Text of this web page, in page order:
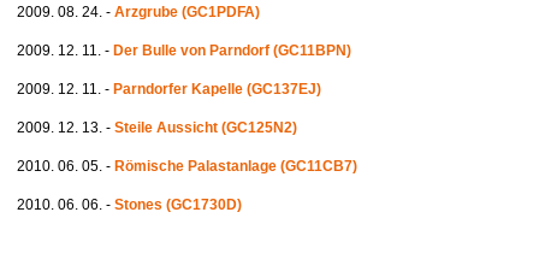
2009. 08. 24. - Arzgrube (GC1PDFA)
2009. 12. 11. - Der Bulle von Parndorf (GC11BPN)
2009. 12. 11. - Parndorfer Kapelle (GC137EJ)
2009. 12. 13. - Steile Aussicht (GC125N2)
2010. 06. 05. - Römische Palastanlage (GC11CB7)
2010. 06. 06. - Stones (GC1730D)